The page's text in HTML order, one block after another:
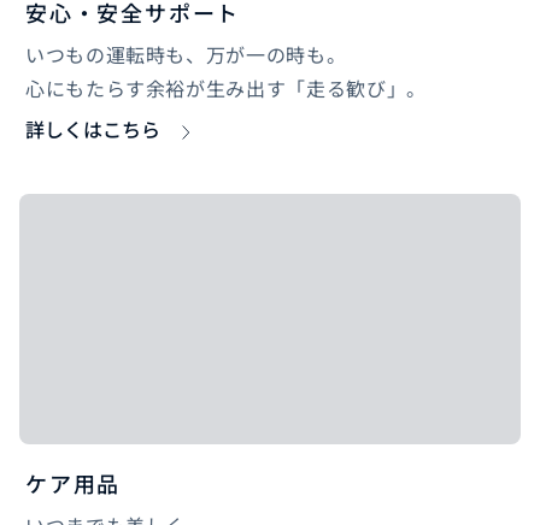
安心・安全サポート
いつもの運転時も、万が一の時も。
心にもたらす余裕が生み出す「走る歓び」。
詳しくはこちら
ケア用品